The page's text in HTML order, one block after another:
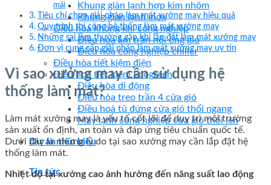
Khung giàn lạnh hợp kim nhôm
Khung giàn lạnh inox
Điều hòa không khí công nghiệp
Điều hòa âm trần nối ống gió
Điều hòa công nghiệp chiller
Điều hòa tiết kiệm điện
Điều hoà tiết kiệm Ecogreen
Điều hòa di động
Điều hòa treo trần 4 cửa gió
Điều hoà tủ đứng cửa gió thổi ngang
Máy lạnh công nghiệp cửa gió thổi lên
Dự án tiêu biểu
Tin tức
mái
Tiêu chí chọn giải pháp làm mát xưởng may hiệu quả
Quy trình thi công hệ thống làm mát xưởng may
Những sai lầm thường gặp khi lắp đặt làm mát xưởng may
Đơn vị cung cấp giải pháp làm mát xưởng may uy tín
Vì sao xưởng may cần sử dụng hệ
thống làm mát?
Làm mát xưởng may là yếu tố cốt lõi để duy trì môi trường
sản xuất ổn định, an toàn và đáp ứng tiêu chuẩn quốc tế.
Dưới đây là những lý do tại sao xưởng may cần lắp đặt hệ
thống làm mát.
Nhiệt độ tại xưởng cao ảnh hưởng đến năng suất lao động